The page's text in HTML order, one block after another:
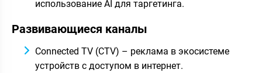
использование AI для таргетинга.
Развивающиеся каналы
Connected TV (CTV) – реклама в экосистеме
устройств с доступом в интернет.